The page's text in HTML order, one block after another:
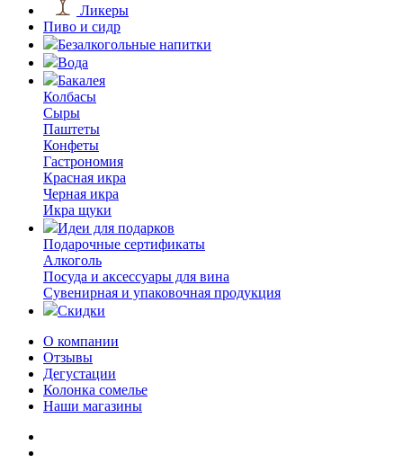
Ликеры
Пиво и сидр
Безалкогольные напитки
Вода
Бакалея
Колбасы
Сыры
Паштеты
Конфеты
Гастрономия
Красная икра
Черная икра
Икра щуки
Идеи для подарков
Подарочные сертификаты
Алкоголь
Посуда и аксессуары для вина
Сувенирная и упаковочная продукция
Скидки
О компании
Отзывы
Дегустации
Колонка сомелье
Наши магазины